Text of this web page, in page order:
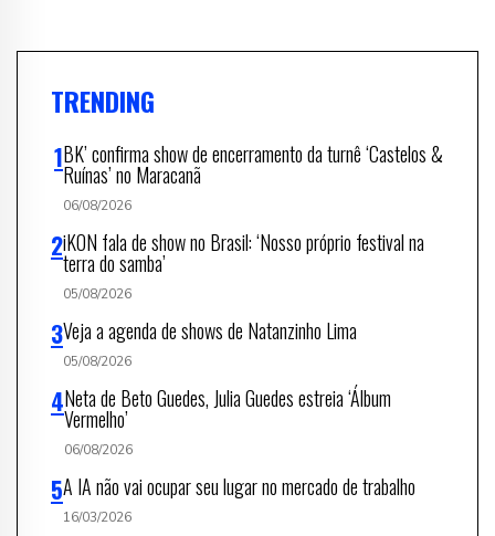
TRENDING
BK’ confirma show de encerramento da turnê ‘Castelos &
Ruínas’ no Maracanã
06/08/2026
iKON fala de show no Brasil: ‘Nosso próprio festival na
terra do samba’
05/08/2026
Veja a agenda de shows de Natanzinho Lima
05/08/2026
Neta de Beto Guedes, Julia Guedes estreia ‘Álbum
Vermelho’
06/08/2026
A IA não vai ocupar seu lugar no mercado de trabalho
16/03/2026